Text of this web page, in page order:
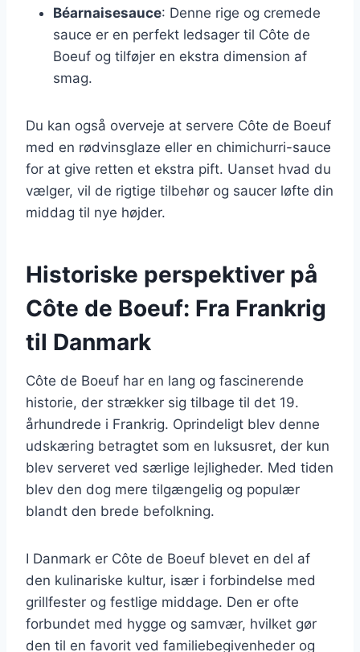
Béarnaisesauce: Denne rige og cremede
sauce er en perfekt ledsager til Côte de
Boeuf og tilføjer en ekstra dimension af
smag.
Du kan også overveje at servere Côte de Boeuf
med en rødvinsglaze eller en chimichurri-sauce
for at give retten et ekstra pift. Uanset hvad du
vælger, vil de rigtige tilbehør og saucer løfte din
middag til nye højder.
Historiske perspektiver på
Côte de Boeuf: Fra Frankrig
til Danmark
Côte de Boeuf har en lang og fascinerende
historie, der strækker sig tilbage til det 19.
århundrede i Frankrig. Oprindeligt blev denne
udskæring betragtet som en luksusret, der kun
blev serveret ved særlige lejligheder. Med tiden
blev den dog mere tilgængelig og populær
blandt den brede befolkning.
I Danmark er Côte de Boeuf blevet en del af
den kulinariske kultur, især i forbindelse med
grillfester og festlige middage. Den er ofte
forbundet med hygge og samvær, hvilket gør
den til en favorit ved familiebegivenheder og